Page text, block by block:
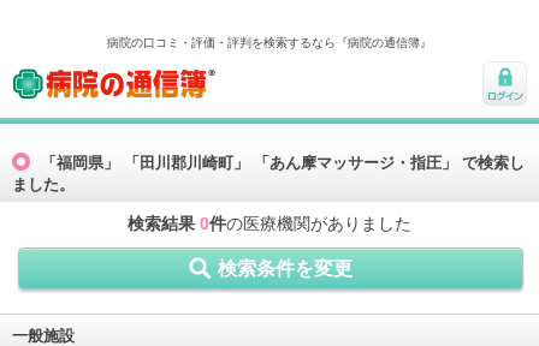
病院の口コミ・評価・評判を検索するなら『病院の通信簿』
病院の通信簿
ログ
ました。
検索結果 0件の医療機関がありました
検索条件を変更
一般施設